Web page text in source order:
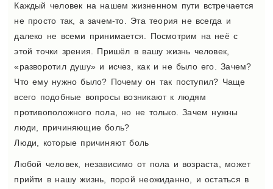
Каждый человек на нашем жизненном пути встречается
не просто так, а зачем-то. Эта теория не всегда и
далеко не всеми принимается. Посмотрим на неё с
этой точки зрения. Пришёл в вашу жизнь человек,
«разворотил душу» и исчез, как и не было его. Зачем?
Что ему нужно было? Почему он так поступил? Чаще
всего подобные вопросы возникают к людям
противоположного пола, но не только. Зачем нужны
люди, причиняющие боль?
Люди, которые причиняют боль
Любой человек, независимо от пола и возраста, может
прийти в нашу жизнь, порой неожиданно, и остаться в